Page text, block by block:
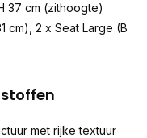
37 cm (zithoogte)
cm), 2 x Seat Large (B
met rijke textuur